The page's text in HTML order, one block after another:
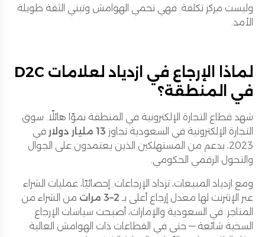
وليست مركز تكلفة. فهي تحمي الهوامش وتبني الثقة طويلة
الأمد.
لماذا الإرجاع في ازدياد لعلامات D2C
في المنطقة؟
شهد قطاع التجارة الإلكترونية في المنطقة نموًا هائلًا. سوق
التجارة الإلكترونية في السعودية تجاوز 13 مليار دولار
في
2023، بدعم من المستهلكين الذين يعتمدون على الجوال
والتحول الرقمي الحكومي.
ومع ازدياد المبيعات، تزداد الإرجاعات. إحصائيًا، عمليات الشراء
عبر الإنترنت لها معدل إرجاع أعلى بـ 2–3 مرات
من الشراء من
المتاجر. في السعودية والإمارات، أصبحت سياسات الإرجاع
السخية شائعة — حتى في القطاعات ذات الهوامش العالية